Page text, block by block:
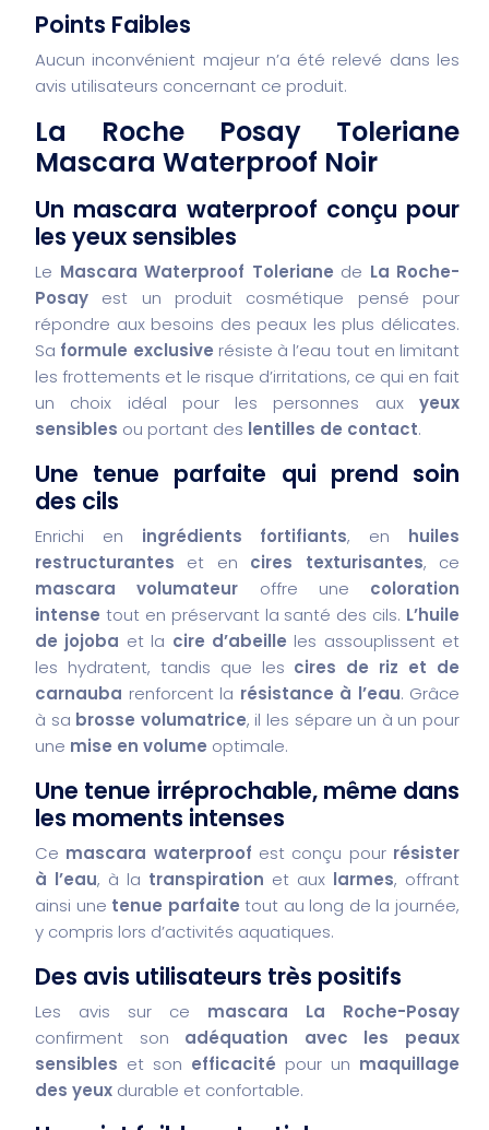
Points Faibles
Aucun inconvénient majeur n’a été relevé dans les
avis utilisateurs concernant ce produit.
La Roche Posay Toleriane
Mascara Waterproof Noir
Un mascara waterproof conçu pour
les yeux sensibles
Le Mascara Waterproof Toleriane de La Roche-
Posay est un produit cosmétique pensé pour
répondre aux besoins des peaux les plus délicates.
Sa formule exclusive résiste à l’eau tout en limitant
les frottements et le risque d’irritations, ce qui en fait
un choix idéal pour les personnes aux yeux
sensibles ou portant des lentilles de contact.
Une tenue parfaite qui prend soin
des cils
Enrichi en ingrédients fortifiants, en huiles
restructurantes et en cires texturisantes, ce
mascara volumateur offre une coloration
intense tout en préservant la santé des cils. L’huile
de jojoba et la cire d’abeille les assouplissent et
les hydratent, tandis que les cires de riz et de
carnauba renforcent la résistance à l’eau. Grâce
à sa brosse volumatrice, il les sépare un à un pour
une mise en volume optimale.
Une tenue irréprochable, même dans
les moments intenses
Ce mascara waterproof est conçu pour résister
à l’eau, à la transpiration et aux larmes, offrant
ainsi une tenue parfaite tout au long de la journée,
y compris lors d’activités aquatiques.
Des avis utilisateurs très positifs
Les avis sur ce mascara La Roche-Posay
confirment son adéquation avec les peaux
sensibles et son efficacité pour un maquillage
des yeux durable et confortable.